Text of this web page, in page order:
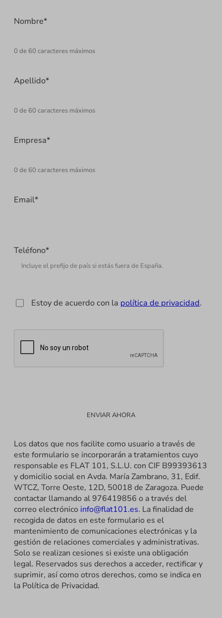
Nombre*
0 de 60 caracteres máximos
Apellido*
0 de 60 caracteres máximos
Empresa*
0 de 60 caracteres máximos
Email*
Teléfono*
* Estoy de acuerdo con la política de privacidad.
Los datos que nos facilite como usuario a través de
este formulario se incorporarán a tratamientos cuyo
responsable es FLAT 101, S.L.U. con CIF B99393613
y domicilio social en Avda. María Zambrano, 31, Edif.
WTCZ, Torre Oeste, 12D, 50018 de Zaragoza. Puede
contactar llamando al 976419856 o a través del
correo electrónico info@flat101.es. La finalidad de
recogida de datos en este formulario es el
mantenimiento de comunicaciones electrónicas y la
gestión de relaciones comerciales y administrativas.
Solo se realizan cesiones si existe una obligación
legal. Reservados sus derechos a acceder, rectificar y
suprimir, así como otros derechos, como se indica en
la Política de Privacidad.